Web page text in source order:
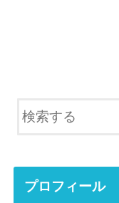
プロフィール